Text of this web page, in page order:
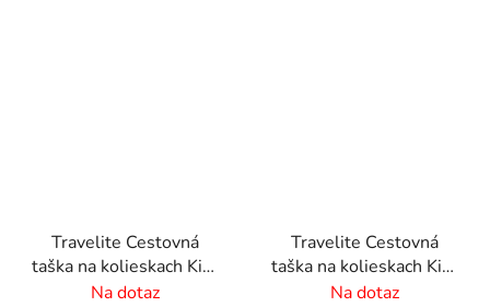
Travelite Cestovná
taška na kolieskach Kick
Off 68cm Zelená Sage
Na dotaz
Travelite Cestovná
taška na kolieskach Kick
Off M Modrá
Na dotaz